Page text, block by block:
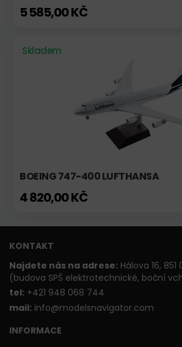
5 585,00 KČ
Skladem
BOEING 747-400 LUFTHANSA
4 820,00 KČ
KONTAKT
Najdete nás na adrese: Hálova 16, 851
(budova SPŠ elektrotechnické, boční
tel: +421 948 068 744
mail: info@modelsnavigator.com
INFORMACE